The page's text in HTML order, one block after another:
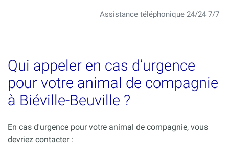
Assistance téléphonique 24/24 7/7
Qui appeler en cas d’urgence
pour votre animal de compagnie
à Biéville-Beuville ?
En cas d'urgence pour votre animal de compagnie, vous
devriez contacter :